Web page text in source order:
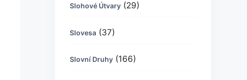
Slohové Útvary (29)
Slovesa (37)
Slovní Druhy (166)